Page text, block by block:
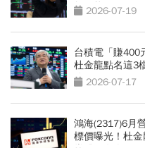
無可能
2026-07-19
台積電「賺400
杜金龍點名這3
分配2026-07-17
鴻海(2317)6月
標價曝光！杜